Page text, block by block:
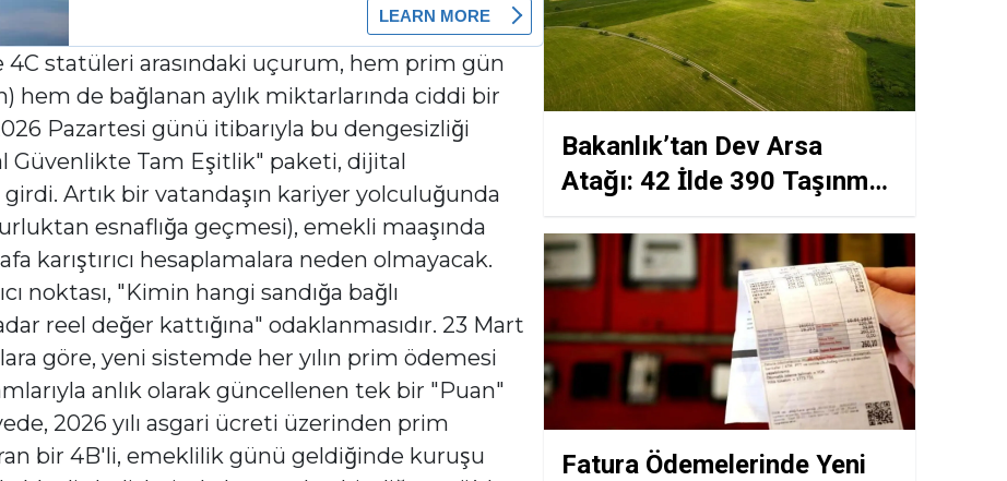
statüleri arasındaki uçurum, hem prim gün
hem de bağlanan aylık miktarlarında ciddi bir
Pazartesi günü itibarıyla bu dengesizliği
Güvenlikte Tam Eşitlik" paketi, dijital
Artık bir vatandaşın kariyer yolculuğunda
esnaflığa geçmesi), emekli maaşında
karıştırıcı hesaplamalara neden olmayacak.
noktası, "Kimin hangi sandığa bağlı
reel değer kattığına" odaklanmasıdır. 23 Mart
göre, yeni sistemde her yılın prim ödemesi
anlık olarak güncellenen tek bir "Puan"
2026 yılı asgari ücreti üzerinden prim
bir 4B'li, emeklilik günü geldiğinde kuruşu
Bakanlık’tan Dev Arsa
Atağı: 42 İlde 390 Taşınmaz
Satışa Çıkıyor! %20 İndirim
Fırsatı
Fatura Ödemelerinde Yeni